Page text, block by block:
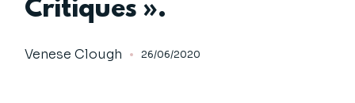
Critiques ».
Venese Clough 26/06/2020